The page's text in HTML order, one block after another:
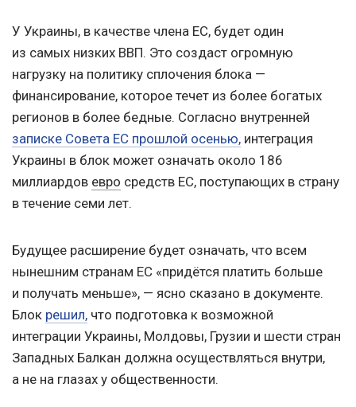
У Украины, в качестве члена ЕС, будет один
из самых низких ВВП. Это создаст огромную
нагрузку на политику сплочения блока —
финансирование, которое течет из более богатых
регионов в более бедные. Согласно внутренней
записке Совета EС прошлой осенью, интеграция
Украины в блок может означать около 186
миллиардов евро средств ЕС, поступающих в страну
в течение семи лет.
Будущее расширение будет означать, что всем
нынешним странам ЕС «придётся платить больше
и получать меньше», — ясно сказано в документе.
Блок решил, что подготовка к возможной
интеграции Украины, Молдовы, Грузии и шести стран
Западных Балкан должна осуществляться внутри,
а не на глазах у общественности.